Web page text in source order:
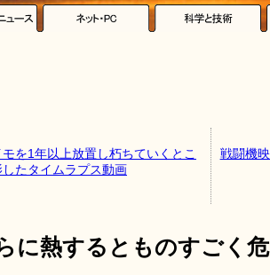
を1年以上放置し朽ちていくとこ
したタイムラプス動画
戦闘機
に熱するとものすごく